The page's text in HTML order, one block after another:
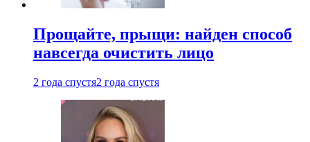
Прощайте, прыщи: найден способ
навсегда очистить лицо
2 года спустя2 года спустя